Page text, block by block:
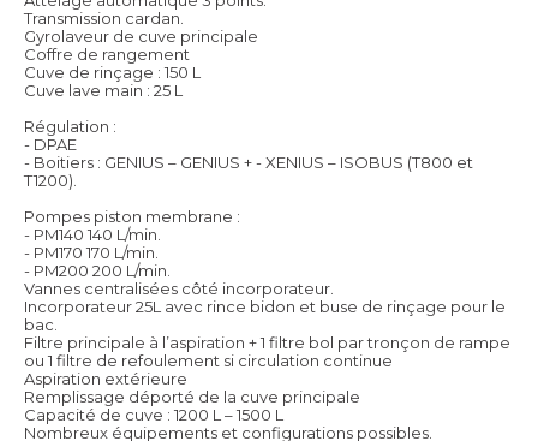
Transmission cardan.
Gyrolaveur de cuve principale
Coffre de rangement
Cuve de rinçage : 150 L
Cuve lave main : 25 L
Régulation :
- DPAE
- Boitiers : GENIUS – GENIUS + - XENIUS – ISOBUS (T800 et
T1200).
Pompes piston membrane :
- PM140 140 L/min.
- PM170 170 L/min.
- PM200 200 L/min.
Vannes centralisées côté incorporateur.
Incorporateur 25L avec rince bidon et buse de rinçage pour le
bac.
Filtre principale à l’aspiration + 1 filtre bol par tronçon de rampe
ou 1 filtre de refoulement si circulation continue
Aspiration extérieure
Remplissage déporté de la cuve principale
Capacité de cuve : 1200 L – 1500 L
Nombreux équipements et configurations possibles.